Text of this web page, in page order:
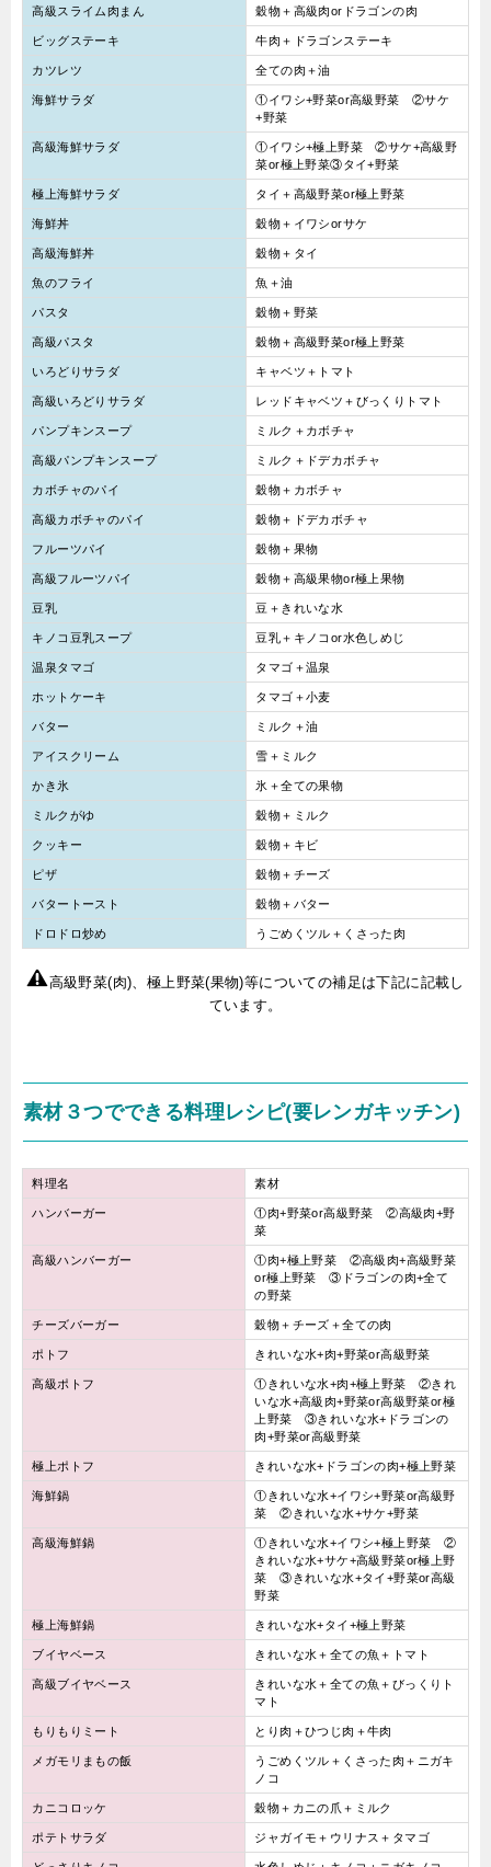
高級スライム肉まん 穀物＋高級肉orドラゴンの肉
ビッグステーキ 牛肉＋ドラゴンステーキ
カツレツ 全ての肉＋油
海鮮サラダ
①イワシ+野菜or高級野菜 ②サケ
+野菜
高級海鮮サラダ
①イワシ+極上野菜 ②サケ+高級野
菜or極上野菜③タイ+野菜
極上海鮮サラダ タイ＋高級野菜or極上野菜
海鮮丼 穀物＋イワシorサケ
高級海鮮丼 穀物＋タイ
魚のフライ 魚＋油
パスタ 穀物＋野菜
高級パスタ 穀物＋高級野菜or極上野菜
いろどりサラダ キャベツ＋トマト
高級いろどりサラダ レッドキャベツ＋びっくりトマト
パンプキンスープ ミルク＋カボチャ
高級パンプキンスープ ミルク＋ドデカボチャ
カボチャのパイ 穀物＋カボチャ
高級カボチャのパイ 穀物＋ドデカボチャ
フルーツパイ 穀物＋果物
高級フルーツパイ 穀物＋高級果物or極上果物
豆乳 豆＋きれいな水
キノコ豆乳スープ 豆乳＋キノコor水色しめじ
温泉タマゴ タマゴ＋温泉
ホットケーキ タマゴ＋小麦
バター ミルク＋油
アイスクリーム 雪＋ミルク
かき氷 氷＋全ての果物
ミルクがゆ 穀物＋ミルク
クッキー 穀物＋キビ
ピザ 穀物＋チーズ
バタートースト 穀物＋バター
ドロドロ炒め うごめくツル＋くさった肉
高級野菜(肉)、極上野菜(果物)等についての補足は下記に記載し
ています。
素材３つでできる料理レシピ(要レンガキッチン)
料理名 素材
ハンバーガー
①肉+野菜or高級野菜 ②高級肉+野
菜
高級ハンバーガー
①肉+極上野菜 ②高級肉+高級野菜
or極上野菜 ③ドラゴンの肉+全て
の野菜
チーズバーガー 穀物＋チーズ＋全ての肉
ポトフ きれいな水+肉+野菜or高級野菜
高級ポトフ
①きれいな水+肉+極上野菜 ②きれ
いな水+高級肉+野菜or高級野菜or極
上野菜 ③きれいな水+ドラゴンの
肉+野菜or高級野菜
極上ポトフ きれいな水+ドラゴンの肉+極上野菜
海鮮鍋
①きれいな水+イワシ+野菜or高級野
菜 ②きれいな水+サケ+野菜
高級海鮮鍋
①きれいな水+イワシ+極上野菜 ②
きれいな水+サケ+高級野菜or極上野
菜 ③きれいな水+タイ+野菜or高級
野菜
極上海鮮鍋 きれいな水+タイ+極上野菜
ブイヤベース きれいな水＋全ての魚＋トマト
高級ブイヤベース
きれいな水＋全ての魚＋びっくりト
マト
もりもりミート とり肉＋ひつじ肉＋牛肉
メガモリまもの飯
うごめくツル＋くさった肉＋ニガキ
ノコ
カニコロッケ 穀物＋カニの爪＋ミルク
ポテトサラダ ジャガイモ＋ウリナス＋タマゴ